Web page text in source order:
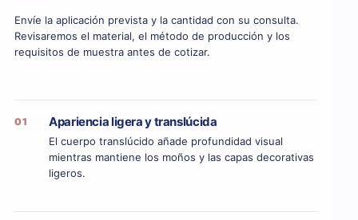
Envíe la aplicación prevista y la cantidad con su consulta.
Revisaremos el material, el método de producción y los
requisitos de muestra antes de cotizar.
01 Apariencia ligera y translúcida
El cuerpo translúcido añade profundidad visual
mientras mantiene los moños y las capas decorativas
ligeros.